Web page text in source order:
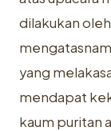
dilakukan
yang
mendapat
kaum puritan